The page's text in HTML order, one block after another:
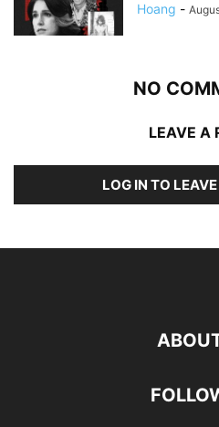
Hoang -
NO
LEAVE A
LOG IN TO